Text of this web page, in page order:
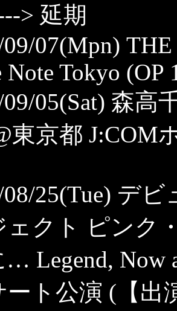
> 延期
07(Mpn)
Note Tokyo (OP
05(Sat) 森高
東京都 J:COM
08/25(Tue) デ
ェクト ピンク
Legend, Now
ート公演 (【出